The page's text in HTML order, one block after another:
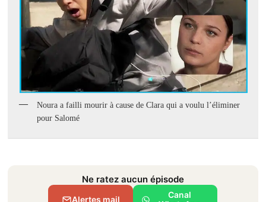
Noura a failli mourir à cause de Clara qui a voulu l’éliminer
pour Salomé
Ne ratez aucun épisode
Alertes mail
Canal